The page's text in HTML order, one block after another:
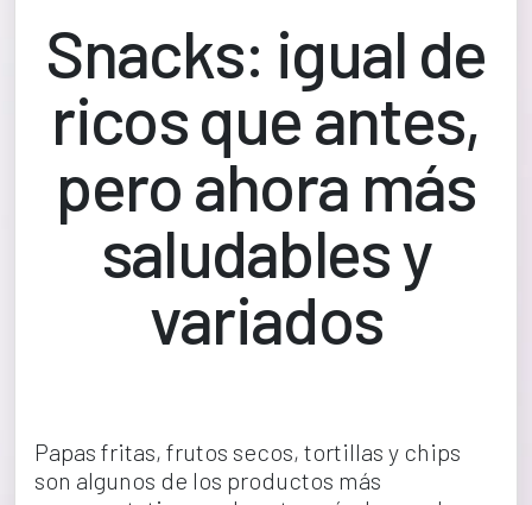
Snacks: igual de
ricos que antes,
pero ahora más
saludables y
variados
Papas fritas, frutos secos, tortillas y chips
son algunos de los productos más